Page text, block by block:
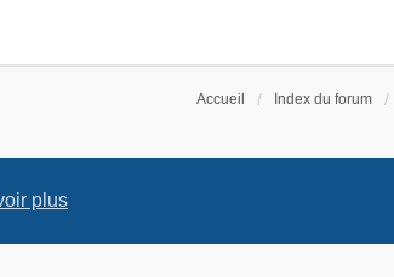
plus
Accueil Index du forum